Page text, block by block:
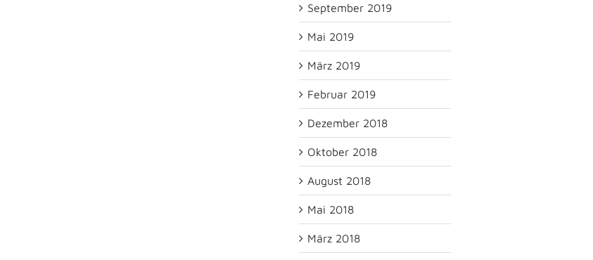
September 2019
Mai 2019
März 2019
Februar 2019
Dezember 2018
Oktober 2018
August 2018
Mai 2018
März 2018